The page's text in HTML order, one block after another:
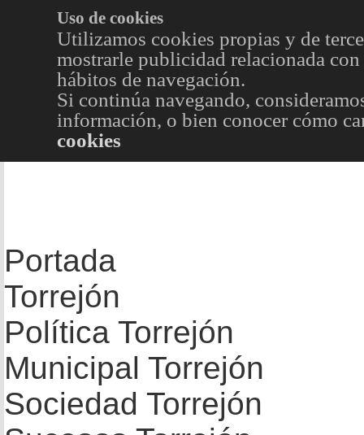
Uso de cookies
Utilizamos cookies propias y de
mostrarle publicidad relacionada
hábitos de navegación.
Si continúa navegando,
información, o bien conocer cómo
cookies
Portada
Torrejón
Política Torrejón
Municipal Torrejón
Sociedad Torrejón